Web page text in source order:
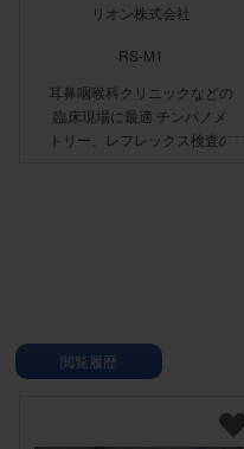
リオン株式会社
RS-M1
耳鼻咽喉科クリニックなどの
臨床現場に最適 チンパノメ
トリー、レフレックス検査の
た圧力値を維持します。 検
査結果は、検査項目、検査耳
き、一括プリントアウトが可
閲覧履歴